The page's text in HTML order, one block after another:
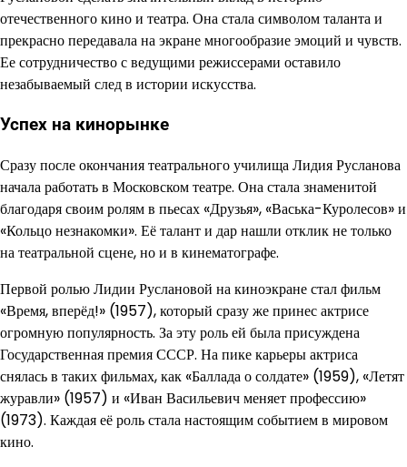
отечественного кино и театра. Она стала символом таланта и
прекрасно передавала на экране многообразие эмоций и чувств.
Ее сотрудничество с ведущими режиссерами оставило
незабываемый след в истории искусства.
Успех на кинорынке
Сразу после окончания театрального училища Лидия Русланова
начала работать в Московском театре. Она стала знаменитой
благодаря своим ролям в пьесах «Друзья», «Васька-Куролесов» и
«Кольцо незнакомки». Её талант и дар нашли отклик не только
на театральной сцене, но и в кинематографе.
Первой ролью Лидии Руслановой на киноэкране стал фильм
«Время, вперёд!» (1957), который сразу же принес актрисе
огромную популярность. За эту роль ей была присуждена
Государственная премия СССР. На пике карьеры актриса
снялась в таких фильмах, как «Баллада о солдате» (1959), «Летят
журавли» (1957) и «Иван Васильевич меняет профессию»
(1973). Каждая её роль стала настоящим событием в мировом
кино.